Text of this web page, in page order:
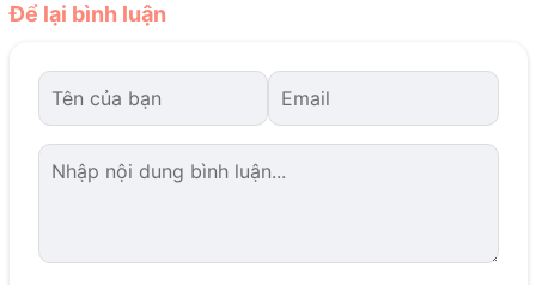
Để lại bình luận